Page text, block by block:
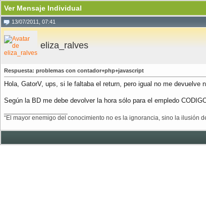
Ver Mensaje Individual
13/07/2011, 07:41
eliza_ralves
Respuesta: problemas con contador+php+javascript
Hola, GatorV, ups, si le faltaba el return, pero igual no me devuelve
Según la BD me debe devolver la hora sólo para el empledo
“El mayor enemigo del conocimiento no es la ignorancia, sino la ilusión